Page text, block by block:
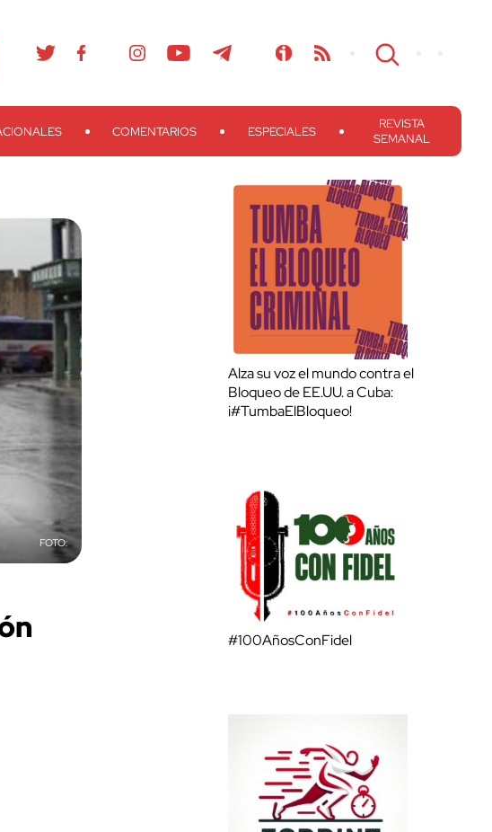
COMENTARIOS ESPECIALES
REVISTA
SEMANAL
Alza su voz el mundo contra el
Bloqueo de EE.UU. a Cuba:
¡#TumbaElBloqueo!
#100AñosConFidel